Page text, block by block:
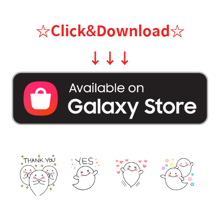
☆Click&Download☆
↓ ↓ ↓